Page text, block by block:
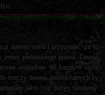
dawno temu i przyznaje, ze to
pedalskiego piania. Dawno
wypadnie. W kazdym razie
rzeczy dawno niesluchanych by
jakis clip dosyc tandetny,